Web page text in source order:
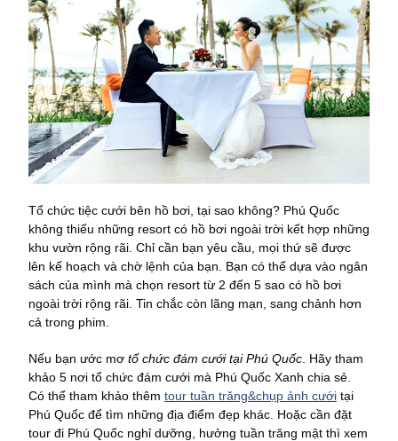
Tổ chức tiệc cưới bên hồ bơi, tại sao không? Phú Quốc
không thiếu những resort có hồ bơi ngoài trời kết hợp những
khu vườn rộng rãi. Chỉ cần bạn yêu cầu, mọi thứ sẽ được
lên kế hoạch và chờ lệnh của bạn. Bạn có thể dựa vào ngân
sách của mình mà chọn resort từ 2 đến 5 sao có hồ bơi
ngoài trời rộng rãi. Tin chắc còn lãng mạn, sang chảnh hơn
cả trong phim.
Nếu bạn ước mơ tổ chức đám cưới tại Phú Quốc . Hãy tham
khảo 5 nơi tổ chức đám cưới mà Phú Quốc Xanh chia sẻ.
Có thể tham khảo thêm tour tuần trăng&chụp ảnh cưới tại
Phú Quốc để tìm những địa điểm đẹp khác. Hoặc cần đặt
tour đi Phú Quốc nghỉ dưỡng, hưởng tuần trăng mật thì xem